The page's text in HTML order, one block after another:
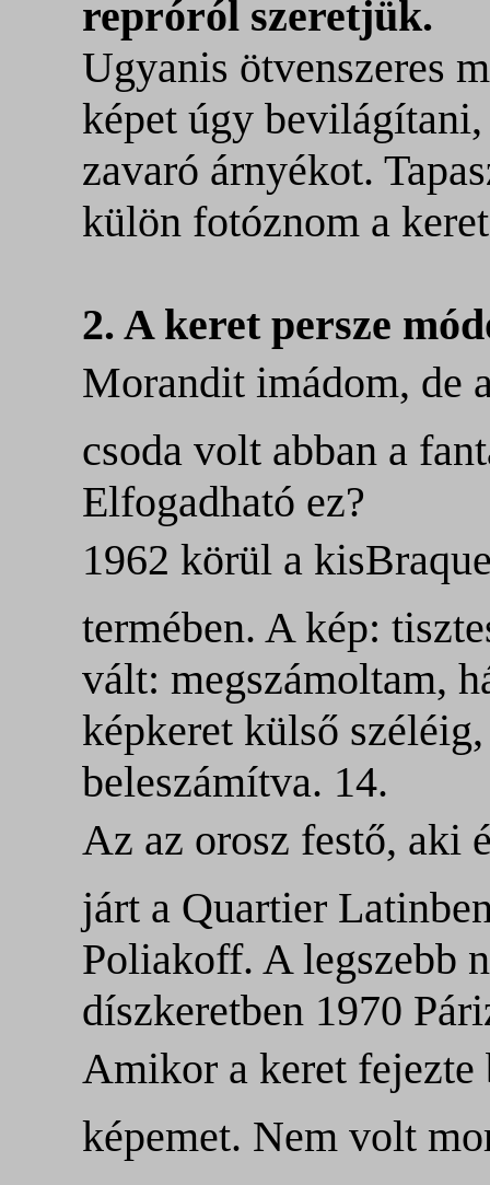
repróról szeretjük.
Ugyanis ötvenszeres
képet úgy
zavaró árnyékot.
külön fotóznom a
2. A keret persze
Morandit imádom, de
csoda volt abban a
Elfogadható ez?
1962 körül a
termében. A kép:
vált: megszámoltam,
képkeret külső
beleszámítva. 14.
Az az orosz festő, aki
járt a Quartier
Poliakoff. A legszebb
díszkeretben 1970
Amikor a keret
képemet. Nem volt